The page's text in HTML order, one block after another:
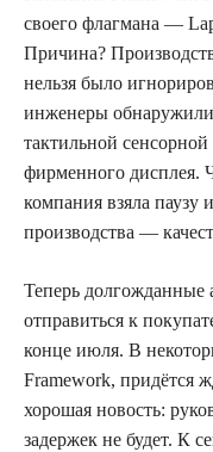
своего флагмана —
Причина?
нельзя было
инженеры обнаружили
тактильной
фирменного дисплея.
компания взяла паузу
производства —
Теперь
отправиться к
конце июля. В
Framework, придётся
хорошая новость:
задержек не будет. К